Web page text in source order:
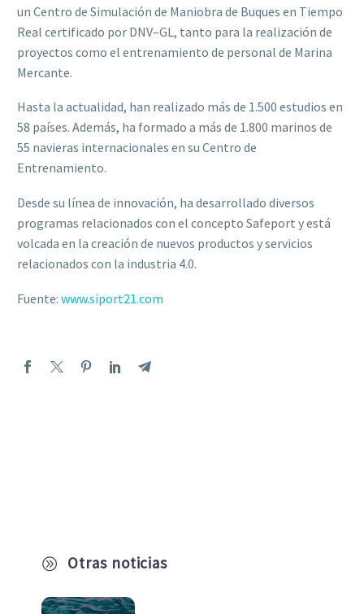
A Otras noticias
un Centro de Simulación de Maniobra de Buques en Tiempo
Real certificado por DNV–GL, tanto para la realización de
proyectos como el entrenamiento de personal de Marina
Mercante.
Hasta la actualidad, han realizado más de 1.500 estudios en
58 países. Además, ha formado a más de 1.800 marinos de
55 navieras internacionales en su Centro de
Entrenamiento.
Desde su línea de innovación, ha desarrollado diversos
programas relacionados con el concepto Safeport yestá
volcada en la creación de nuevos productos yservicios
relacionados con la industria 4.0.
Fuente: www.siport21.com